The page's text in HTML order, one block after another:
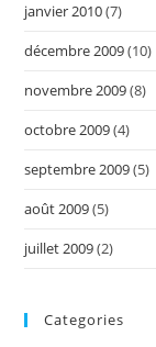
janvier 2010(7)
décembre 2009(10)
novembre 2009(8)
octobre 2009(4)
septembre 2009(5)
août 2009(5)
juillet 2009(2)
Categories